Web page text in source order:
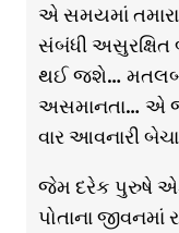
એ સમયમાં
સંબંધી અસુરક્ષિત
થઈ જશે… મતલબ
અસમાનતા… એ
વાર આવનારી
જેમ દરેક પુરુષે
પોતાના